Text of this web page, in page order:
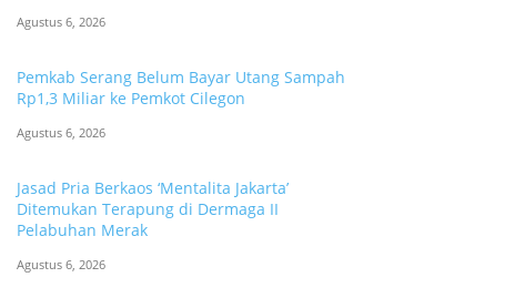
Agustus 6, 2026
Pemkab Serang Belum Bayar Utang Sampah
Rp1,3 Miliar ke Pemkot Cilegon
Agustus 6, 2026
Jasad Pria Berkaos ‘Mentalita Jakarta’
Ditemukan Terapung di Dermaga II
Pelabuhan Merak
Agustus 6, 2026